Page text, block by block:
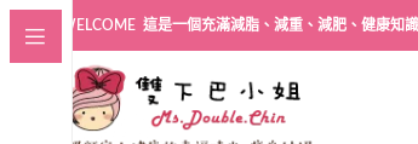
WELCOME 這是一個充滿減脂、減重、減肥、健康知